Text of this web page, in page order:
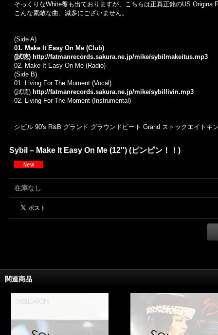
そっくりなWhite盤も出ておりますが、こちらは正真正銘のUS Origina
こんな素敵な曲、滅多にございません。
(Side A)
01. Make It Easy On Me (Club)
(試聴) http://fatmanrecords.sakura.ne.jp/mike/sybilmakeitus.mp3
02. Make It Easy On Me (Radio)
(Side B)
01. Living For The Moment (Vocal)
(試聴) http://fatmanrecords.sakura.ne.jp/mike/sybillivin.mp3
02. Living For The Moment (Instrumental)
シビル 90's R&B グランド グラウンドビート Grand ストックエイトキ
Sybil ‎– Make It Easy On Me (12'') (ピンピン！！)
在庫なし
関連商品